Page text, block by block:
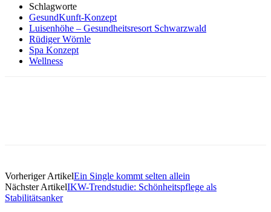
Schlagworte
GesundKunft-Konzept
Luisenhöhe – Gesundheitsresort Schwarzwald
Rüdiger Wörnle
Spa Konzept
Wellness
Vorheriger ArtikelEin Single kommt selten allein
Nächster ArtikelIKW-Trendstudie: Schönheitspflege als
Stabilitätsanker